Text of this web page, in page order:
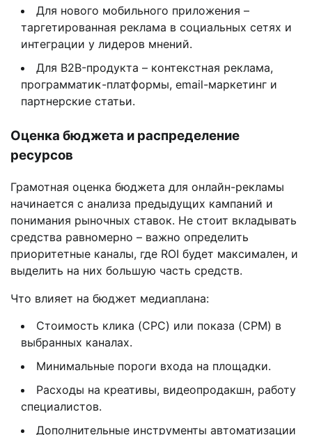
Для нового мобильного приложения –
таргетированная реклама в социальных сетях и
интеграции у лидеров мнений.
Для B2B-продукта – контекстная реклама,
программатиκ-платформы, email-маркетинг и
партнерские статьи.
Оценка бюджета и распределение
ресурсов
Грамотная оценка бюджета для онлайн-рекламы
начинается с анализа предыдущих кампаний и
понимания рыночных ставок. Не стоит вкладывать
средства равномерно – важно определить
приоритетные каналы, где ROI будет максимален, и
выделить на них большую часть средств.
Что влияет на бюджет медиаплана:
Стоимость клика (CPC) или показа (CPM) в
выбранных каналах.
Минимальные пороги входа на площадки.
Расходы на креативы, видеопродакшн, работу
специалистов.
Дополнительные инструменты автоматизации